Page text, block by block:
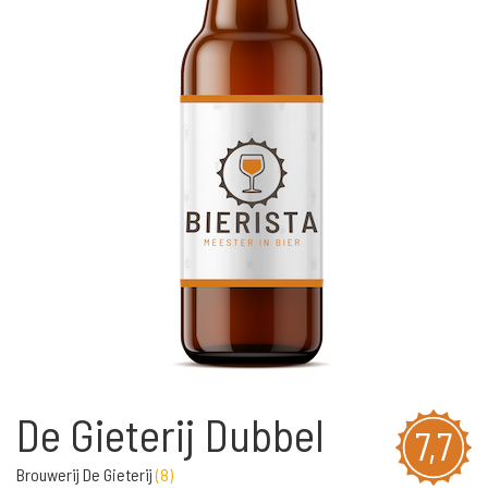
7,7
De Gieterij Dubbel
Brouwerij De Gieterij(8)